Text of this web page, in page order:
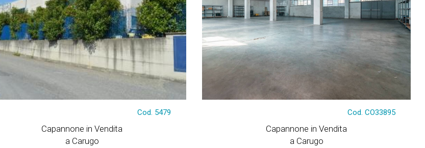
Cod. 5479
Capannone in Vendita
a Carugo
Cod. CO33895
Capannone in Vendita
a Carugo